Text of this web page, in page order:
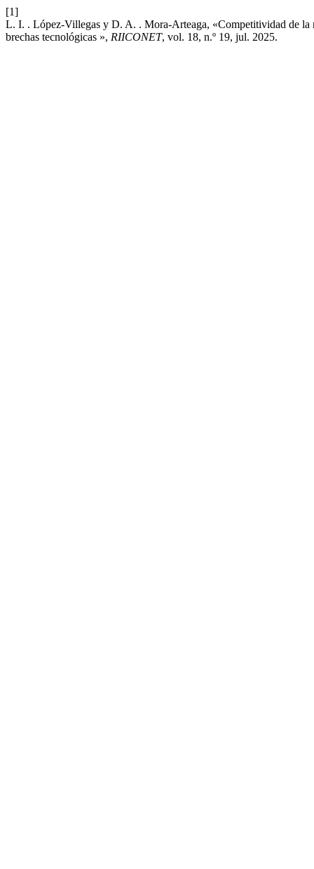
[1]
L. I. . López-Villegas y D. A. . Mora-Arteaga, «Competitividad de la
brechas tecnológicas », RIICONET, vol. 18, n.º 19, jul. 2025.